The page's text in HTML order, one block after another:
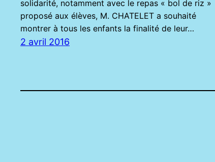
solidarité, notamment avec le repas « bol de riz »
proposé aux élèves, M. CHATELET a souhaité
montrer à tous les enfants la finalité de leur…
2 avril 2016